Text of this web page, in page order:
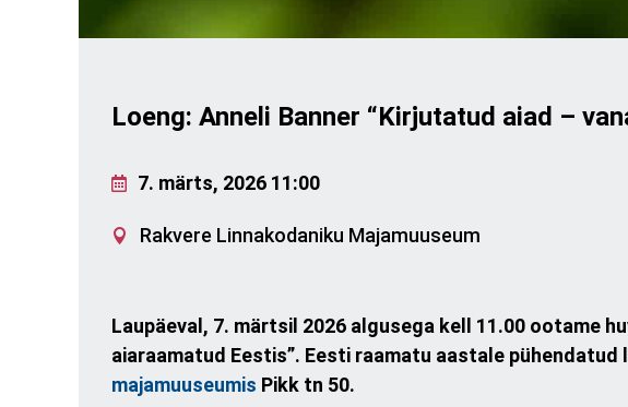
Loeng: Anneli Banner “Kirjutatud aiad –
7. märts, 2026 11:00
Rakvere Linnakodaniku Majamuuseum
Laupäeval, 7. märtsil 2026 algusega kell 11.00 ootame
aiaraamatud Eestis”. Eesti raamatu aastale pühendatud
majamuuseumis Pikk tn 50.